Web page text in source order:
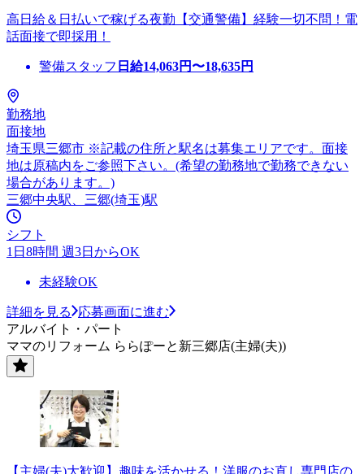
高日給＆日払いで稼げる夜勤【交通警備】経験一切不問！電
話面接で即採用！
警備スタッフ 日給14,063円〜18,635円
勤務地
面接地
埼玉県三郷市 ※記載の住所と駅名は募集エリアです。面接
地は原稿内をご参照下さい。(希望の勤務地で勤務できない
場合があります。)
三郷中央駅、三郷(埼玉)駅
シフト
1日8時間 週3日からOK
未経験OK
詳細を見る
応募画面に進む
アルバイト・パート
ママのリフォーム ららぽーと新三郷店(主婦(夫))
【主婦(夫)大歓迎】趣味を活かせる！洋服のお直し専門店の